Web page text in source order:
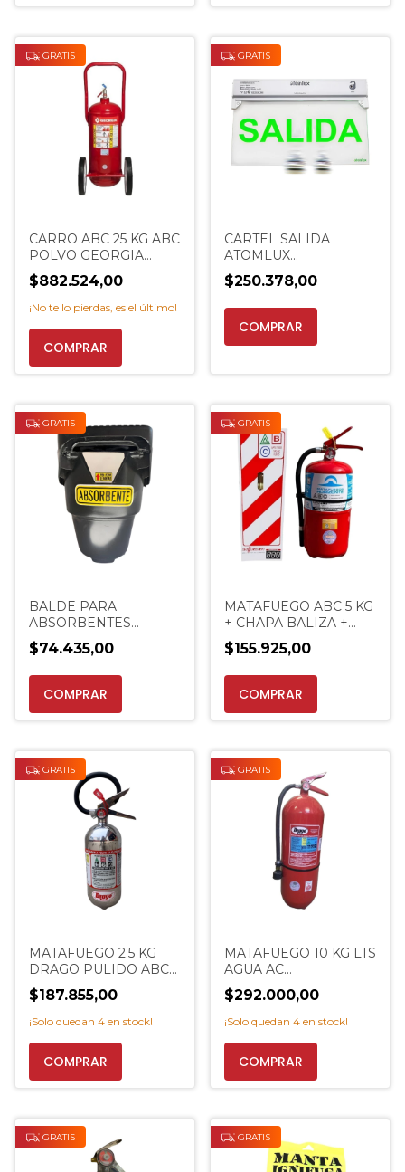
GRATIS
CARRO ABC 25 KG ABC
POLVO GEORGIA
PROMO IRAM
EXTINCENTER
$882.524,00
¡No te lo pierdas, es el último!
GRATIS
CARTEL SALIDA
ATOMLUX
PERMANENTE
MATAFUEGO
EXTINCENTER
PROMO
$250.378,00
COMPRAR
GRATIS
BALDE PARA
ABSORBENTES
MATAFUEGO NEGRO
EXTINCENTER
PROMO
$74.435,00
GRATIS
MATAFUEGO ABC 5 KG
+ CHAPA BALIZA +
SOPORTE
EXTINCENTER
$155.925,00
GRATIS
MATAFUEGO 2.5 KG
DRAGO PULIDO ABC
NEGOCIO PROMO
EXTINCENTER
$187.855,00
¡Solo quedan 4 en stock!
GRATIS
MATAFUEGO 10 KG LTS
AGUA AC
PULVERIZADA
PROMO
EXTINCENTER
$292.000,00
¡Solo quedan 4 en stock!
GRATIS GRATIS